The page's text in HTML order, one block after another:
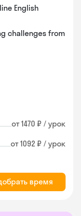
English
challenges from
от 1470 ₽ / урок
от 1092 ₽ / урок
время